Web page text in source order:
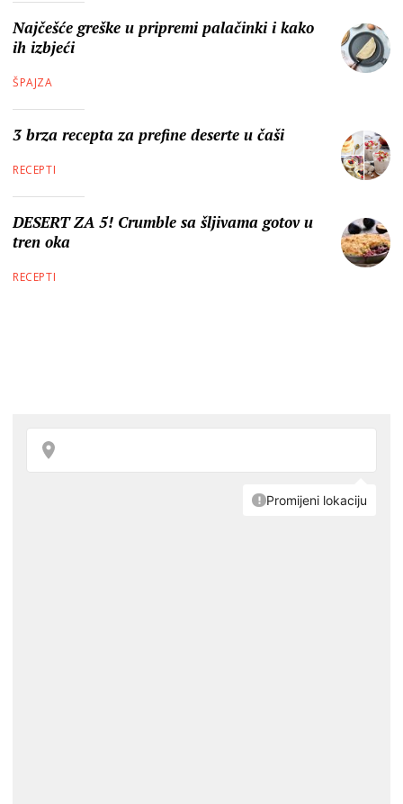
Najčešće greške u pripremi palačinki i kako
ih izbjeći
ŠPAJZA
3 brza recepta za prefine deserte u čaši
RECEPTI
DESERT ZA 5! Crumble sa šljivama gotov u
tren oka
RECEPTI